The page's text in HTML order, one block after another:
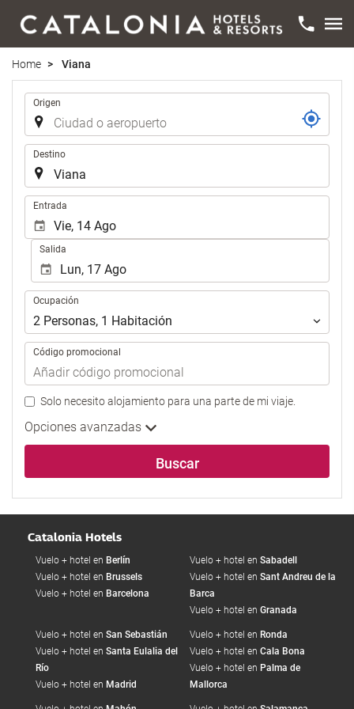
Home Viana
Trayecto
Origen
Destino
Entrada
Salida
Ocupación
Ocupación
2 Personas, 1 Habitación
Código promocional
Solo necesito alojamiento para una parte de mi viaje.
Opciones avanzadas
Buscar
Catalonia Hotels
Vuelo + hotel en Berlín
Vuelo + hotel en Brussels
Vuelo + hotel en Barcelona
Vuelo + hotel en Sabadell
Vuelo + hotel en Sant Andreu de la
Barca
Vuelo + hotel en Granada
Vuelo + hotel en San Sebastián
Vuelo + hotel en Santa Eulalia del
Río
Vuelo + hotel en Madrid
Vuelo + hotel en Ronda
Vuelo + hotel en Cala Bona
Vuelo + hotel en Palma de
Mallorca